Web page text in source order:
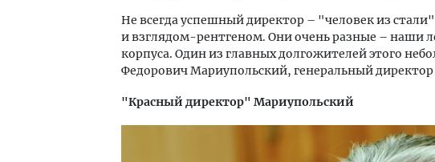
Не всегда успешный директор – "человек из
и взглядом-рентгеном. Они очень разные – наши
корпуса. Один из главных долгожителей этого
Федорович Мариупольский, генеральный директор
"Красный директор" Мариупольский